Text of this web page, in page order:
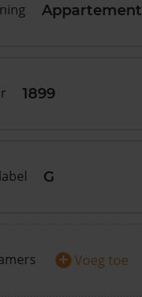
Appartement
1899
G
+ Voeg toe